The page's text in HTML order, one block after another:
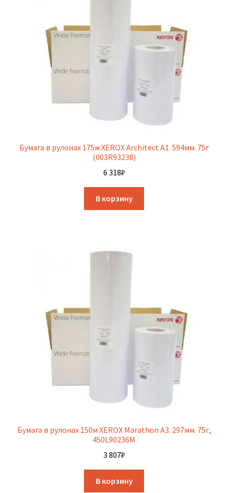
Бумага в рулонах 175м XEROX Architect A1. 594мм. 75г
(003R93238)
6 318₽
В корзину
Бумага в рулонах 150м XEROX Marathon A3. 297мм. 75г,
450L90236M
3 807₽
В корзину